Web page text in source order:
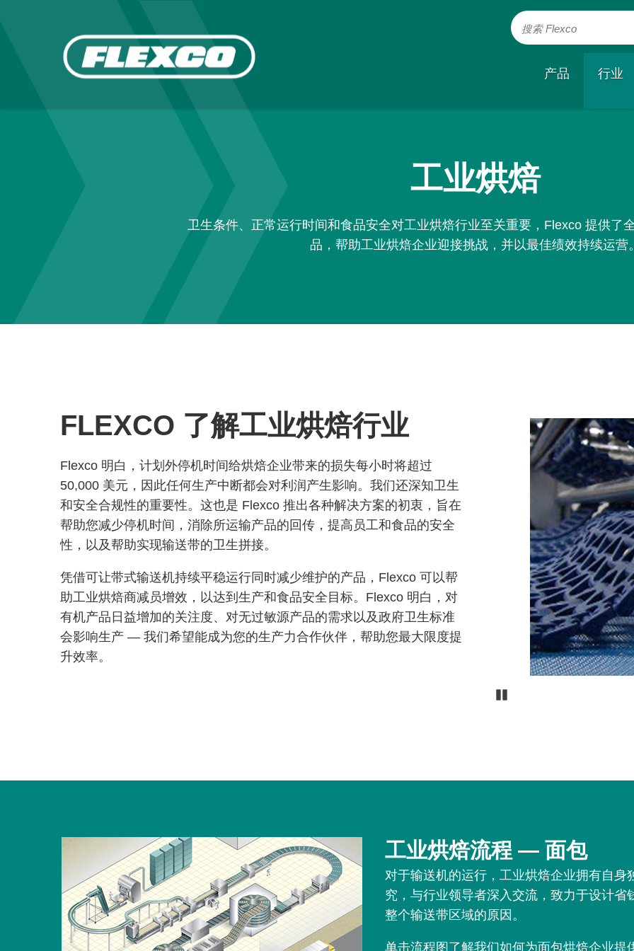
搜索 Flexco
产品 行业
工业烘焙
卫生条件、正常运行时间和食品安全对工业烘焙行业至关重要，Flexco 提供了
品，帮助工业烘焙企业迎接挑战，并以最佳绩效持续运营。
FLEXCO 了解工业烘焙行业
Flexco 明白，计划外停机时间给烘焙企业带来的损失每小时将超过
50,000 美元，因此任何生产中断都会对利润产生影响。我们还深知卫生
和安全合规性的重要性。这也是 Flexco 推出各种解决方案的初衷，旨在
帮助您减少停机时间，消除所运输产品的回传，提高员工和食品的安全
性，以及帮助实现输送带的卫生拼接。
凭借可让带式输送机持续平稳运行同时减少维护的产品，Flexco 可以帮
助工业烘焙商减员增效，以达到生产和食品安全目标。Flexco 明白，对
有机产品日益增加的关注度、对无过敏源产品的需求以及政府卫生标准
会影响生产 — 我们希望能成为您的生产力合作伙伴，帮助您最大限度提
升效率。
工业烘焙流程 — 面包
对于输送机的运行，工业烘焙企业拥有自
究，与行业领导者深入交流，致力于设计
整个输送带区域的原因。
单击流程图了解我们如何为面包烘焙企业提